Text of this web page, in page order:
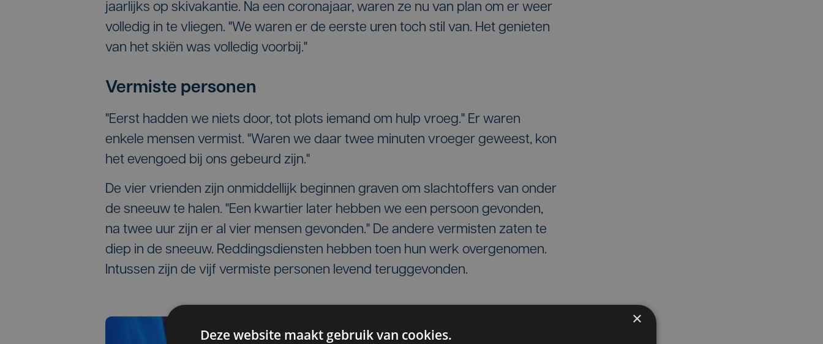
jaarlijks op skivakantie. Na een coronajaar, waren ze nu van plan om er weer
volledig in te vliegen. "We waren er de eerste uren toch stil van. Het genieten
van het skiën was volledig voorbij."
Vermiste personen
"Eerst hadden we niets door, tot plots iemand om hulp vroeg." Er waren
enkele mensen vermist. "Waren we daar twee minuten vroeger geweest, kon
het evengoed bij ons gebeurd zijn."
De vier vrienden zijn onmiddellijk beginnen graven om slachtoffers van onder
de sneeuw te halen. "Een kwartier later hebben we een persoon gevonden,
na twee uur zijn er al vier mensen gevonden." De andere vermisten zaten te
diep in de sneeuw. Reddingsdiensten hebben toen hun werk overgenomen.
Intussen zijn de vijf vermiste personen levend teruggevonden.
×
Deze website maakt gebruik van cookies.